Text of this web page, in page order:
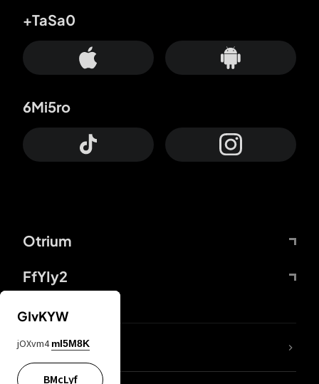
Otrium
FfYIy2
+TaSa0
6Mi5ro
DDcvSo
GIvKYW
jOXvm4 mI5M8K
BMcLyf